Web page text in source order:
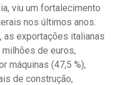
viu um fortalecimento
nos últimos anos.
as exportações italianas
de euros,
máquinas (47,5 %),
de construção,